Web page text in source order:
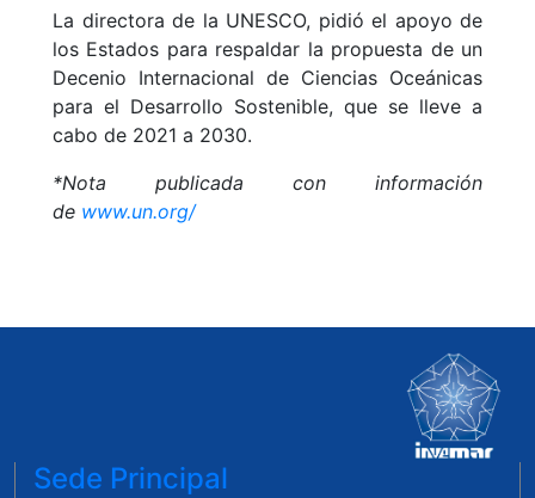
La directora de la UNESCO, pidió el apoyo de
los Estados para respaldar la propuesta de un
Decenio Internacional de Ciencias Oceánicas
para el Desarrollo Sostenible, que se lleve a
cabo de 2021 a 2030.
*Nota publicada con información
de www.un.org/
Sede Principal